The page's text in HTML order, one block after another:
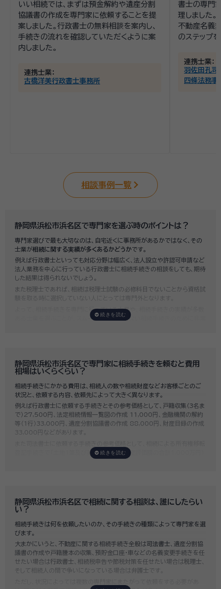
いい相続では、まずは預金解約や遺産分割
協議書の作成を専門家に依頼することを提
案しました。行政書士の無料相談を案内し、
手続きの流れを確認していただくように案
内しました。
連携士業：
古橋洋美行政書士事務所
書士の専門
理しました
不動産名義
のステップ
連携士業：
羽佐田孔司
四條法務事
相談事例一覧
静岡県浜松市浜名区で専門家を選ぶ時のポイントは？
専門家選びで最も大切なのは、自宅近くに事務所があるかではなく、その
士業が相続に関する実績が多くあるかどうかです。
例えば行政書士といっても対応分野は幅広く、法人設立や許認可申請など
法人業務を中心に行っている行政書士に相続手続きの相談をしても、期待
した結果は得られないでしょう。
また税理士であれば、相続は税理士試験の必修科目でないことから資格試
験を取る時に選択していない人にとっては専門外となります。
よって、相続手続きを専門に行っている士業や、相続手続きの実績が多数
ある士業を選ぶことが、スムーズで間違いのない相続手続きのために非常
静岡県浜松市浜名区で専門家に相続手続きを頼むと費用
相場はいくらくらい？
相続手続きにかかる費用は、相続人の数や相続財産などお客様ごとのご
状況と、依頼する内容、依頼先によって大きく異なります。
例えば行政書士に依頼する手続きとその参考価格として、戸籍収集（3名ま
で）27,500円、法定相続情報一覧図の作成 11,000円、金融機関の解約
等（1行）33,000円、遺産分割協議書の作成 88,000円、財産目録の作成
33,000円などがあります。
登記手続きで「土地1筆及び建物1棟（固定資産評価額の合計1,000万円）
せると100万円近くかそれ以上費用がかかってしまう場合もあるなど、非
常に高額になります。
もりをお出ししております。予算に合わせてご自身で対応できないものの
み依頼することも可能ですので、まずはお気軽にご相談ください。
静岡県浜松市浜名区で相続に関する相談は、誰にしたらい
い？
相続手続きは何を依頼したいのか、その手続きの種類によって専門家を選
びます。
大まかにいうと、不動産に関する相続手続き全般は司法書士 、遺産分割協
議書の作成や戸籍謄本の収集、預貯金口座・車などの名義変更手続きを任
せたい場合は行政書士 、相続税申告や節税対策を任せたい場合は税理士
そして相続人の間で争いになっている場合は弁護士 です。